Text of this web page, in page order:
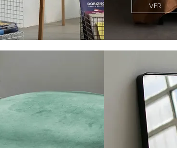
VER